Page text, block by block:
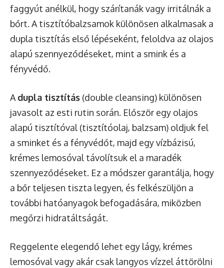
faggyút anélkül, hogy szárítanák vagy irritálnák a
bőrt. A tisztítóbalzsamok különösen alkalmasak a
dupla tisztítás első lépéseként, feloldva az olajos
alapú szennyeződéseket, mint a smink és a
fényvédő.
A dupla tisztítás (double cleansing) különösen
javasolt az esti rutin során. Először egy olajos
alapú tisztítóval (tisztítóolaj, balzsam) oldjuk fel
a sminket és a fényvédőt, majd egy vízbázisú,
krémes lemosóval távolítsuk el a maradék
szennyeződéseket. Ez a módszer garantálja, hogy
a bőr teljesen tiszta legyen, és felkészüljön a
további hatóanyagok befogadására, miközben
megőrzi hidratáltságát.
Reggelente elegendő lehet egy lágy, krémes
lemosóval vagy akár csak langyos vízzel áttörölni